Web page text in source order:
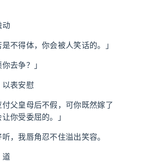
动
是不得体，你会被人笑话的。」
去争？」
以表安慰
付父皇母后不假，可你既然嫁了
你受委屈的。」
，我唇角忍不住溢出笑容。
道